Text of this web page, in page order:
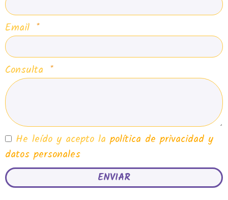
Email
Consulta
He leído y acepto lapolítica de privacidad y
datos personales
ENVIAR